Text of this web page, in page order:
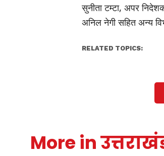
सुनीता टम्टा, अपर
अनिल नेगी सहित अन्य
RELATED TOPICS:
More in